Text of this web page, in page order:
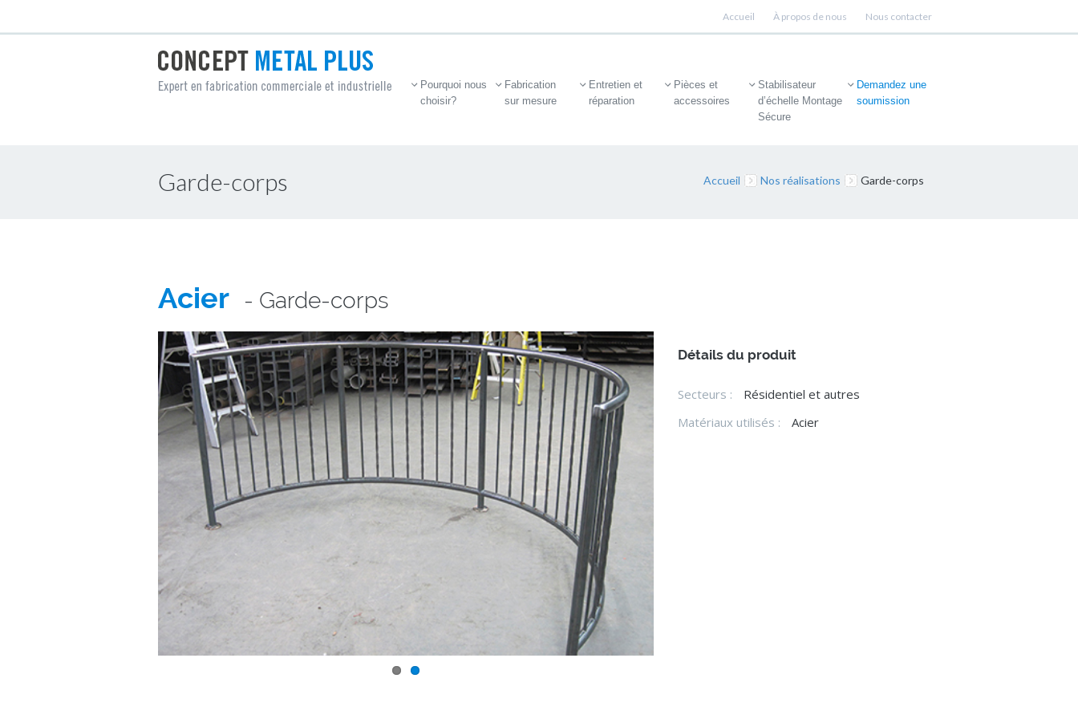
Accueil À propos de nous Nous contacter
Pourquoi nous
choisir?
Fabrication
sur mesure
Entretien et
réparation
Pièces et
accessoires
Stabilisateur
d’échelle Montage
Sécure
Demandez une
soumission
Garde-corps Accueil Nos réalisations Garde-corps
Acier - Garde-corps
Détails du produit
Secteurs :
Résidentiel et autres
Matériaux utilisés :
Acier